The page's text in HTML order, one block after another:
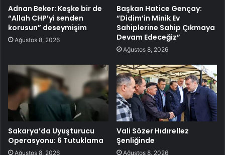
Adnan Beker: Keşke bir de
“Allah CHP’yi senden
korusun” deseymişim
Ağustos 8, 2026
Başkan Hatice Gençay:
“Didim’in Minik Ev
Sahiplerine Sahip Çıkmaya
Devam Edeceğiz”
Ağustos 8, 2026
Sakarya’da Uyuşturucu
Operasyonu: 6 Tutuklama
Ağustos 8, 2026
Vali Sözer Hıdırellez
Şenliğinde
Ağustos 8, 2026